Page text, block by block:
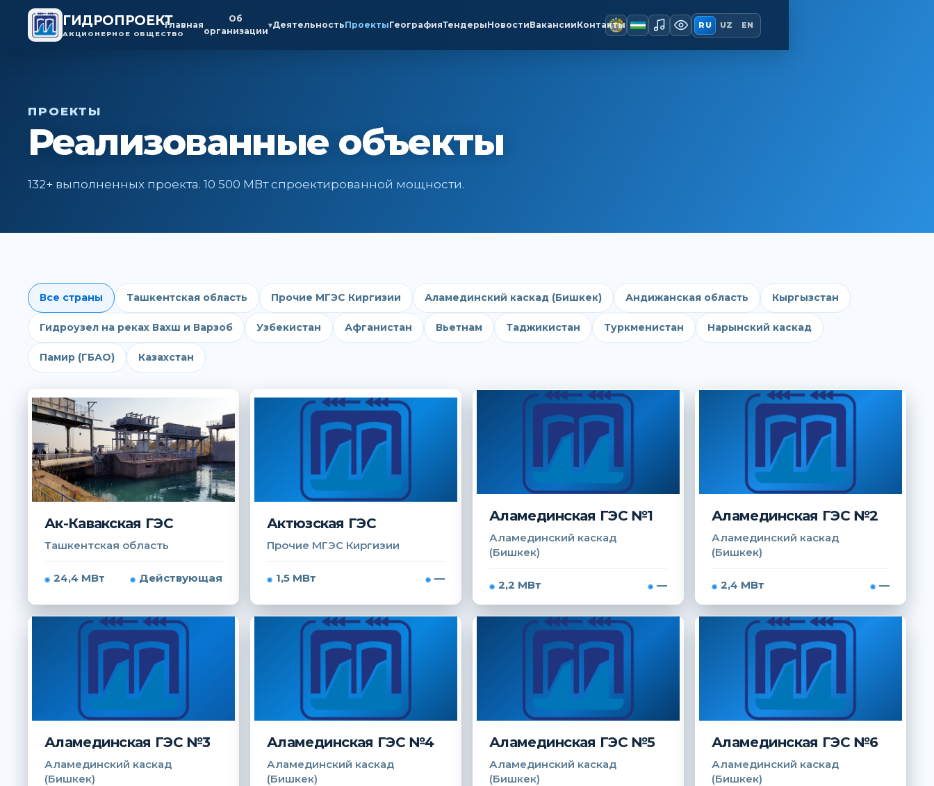
ГИДРОПРОЕКТ
АКЦИОНЕРНОЕ ОБЩЕСТВО
Главная
Об
организации
▾ДеятельностьПроектыГеографияТендерыНовостиВакансииКонтакты RU UZ EN
ПРОЕКТЫ
Реализованные объекты
132+ выполненных проекта. 10 500 МВт спроектированной мощности.
Все страны Ташкентская область Прочие МГЭС Киргизии Аламединский каскад (Бишкек) Андижанская область Кыргызстан
Гидроузел на реках Вахш и Варзоб Узбекистан Афганистан Вьетнам Таджикистан Туркменистан Нарынский каскад
Памир (ГБАО) Казахстан
Ак-Кавакская ГЭС
Ташкентская область
24,4 МВт Действующая
Актюзская ГЭС
Прочие МГЭС Киргизии
1,5 МВт —
Аламединская ГЭС №1
Аламединский каскад
(Бишкек)
2,2 МВт —
Аламединская ГЭС №2
Аламединский каскад
(Бишкек)
2,4 МВт —
Аламединская ГЭС №3
Аламединский каскад
(Бишкек)
Аламединская ГЭС №4
Аламединский каскад
(Бишкек)
Аламединская ГЭС №5
Аламединский каскад
(Бишкек)
Аламединская ГЭС №6
Аламединский каскад
(Бишкек)